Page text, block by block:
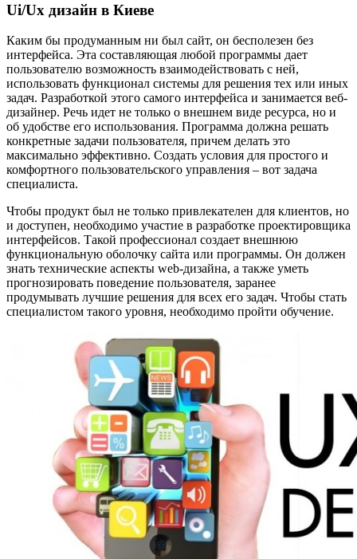
Ui/Ux дизайн в Киеве
Каким бы продуманным ни был сайт, он бесполезен без
интерфейса. Эта составляющая любой программы дает
пользователю возможность взаимодействовать с ней,
использовать функционал системы для решения тех или иных
задач. Разработкой этого самого интерфейса и занимается веб-
дизайнер. Речь идет не только о внешнем виде ресурса, но и
об удобстве его использования. Программа должна решать
конкретные задачи пользователя, причем делать это
максимально эффективно. Создать условия для простого и
комфортного пользовательского управления – вот задача
специалиста.
Чтобы продукт был не только привлекателен для клиентов, но
и доступен, необходимо участие в разработке проектировщика
интерфейсов. Такой профессионал создает внешнюю
функциональную оболочку сайта или программы. Он должен
знать технические аспекты web-дизайна, а также уметь
прогнозировать поведение пользователя, заранее
продумывать лучшие решения для всех его задач. Чтобы стать
специалистом такого уровня, необходимо пройти обучение.